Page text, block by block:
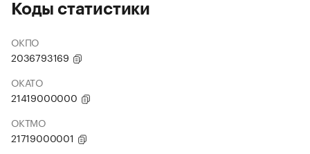
Коды статистики
ОКПО
2036793169
ОКАТО
21419000000
ОКТМО
21719000001